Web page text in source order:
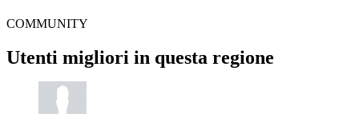
COMMUNITY
Utenti migliori in questa regione